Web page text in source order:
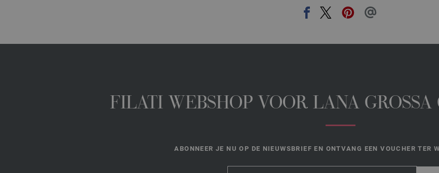
FILATI WEBSHOP VOOR LANA
ABONNEER JE NU OP DE NIEUWSBRIEF EN ONTVANG EEN VOUCHER TER